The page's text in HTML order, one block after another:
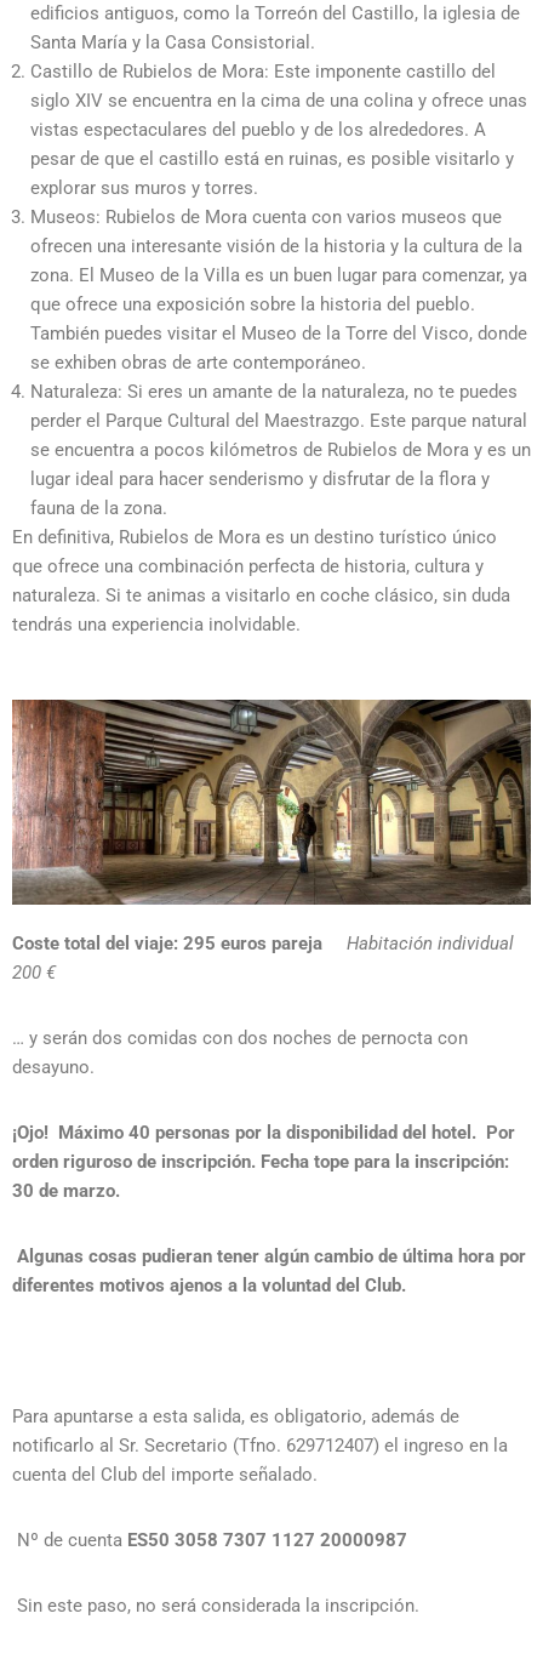
edificios antiguos, como la Torreón del Castillo, la iglesia de
Santa María y la Casa Consistorial.
Castillo de Rubielos de Mora: Este imponente castillo del
siglo XIV se encuentra en la cima de una colina y ofrece unas
vistas espectaculares del pueblo y de los alrededores. A
pesar de que el castillo está en ruinas, es posible visitarlo y
explorar sus muros y torres.
Museos: Rubielos de Mora cuenta con varios museos que
ofrecen una interesante visión de la historia y la cultura de la
zona. El Museo de la Villa es un buen lugar para comenzar, ya
que ofrece una exposición sobre la historia del pueblo.
También puedes visitar el Museo de la Torre del Visco, donde
se exhiben obras de arte contemporáneo.
Naturaleza: Si eres un amante de la naturaleza, no te puedes
perder el Parque Cultural del Maestrazgo. Este parque natural
se encuentra a pocos kilómetros de Rubielos de Mora y es un
lugar ideal para hacer senderismo y disfrutar de la flora y
fauna de la zona.
En definitiva, Rubielos de Mora es un destino turístico único
que ofrece una combinación perfecta de historia, cultura y
naturaleza. Si te animas a visitarlo en coche clásico, sin duda
tendrás una experiencia inolvidable.
Coste total del viaje: 295 euros pareja
Habitación individual
200 €
… y serán dos comidas con dos noches de pernocta con
desayuno.
¡Ojo! Máximo 40 personas por la disponibilidad del hotel. Por
orden riguroso de inscripción. Fecha tope para la inscripción:
30 de marzo.
Algunas cosas pudieran tener algún cambio de última hora por
diferentes motivos ajenos a la voluntad del Club.
Para apuntarse a esta salida, es obligatorio, además de
notificarlo al Sr. Secretario (Tfno. 629712407) el ingreso en la
cuenta del Club del importe señalado.
Nº de cuenta ES50 3058 7307 1127 20000987
Sin este paso, no será considerada la inscripción.